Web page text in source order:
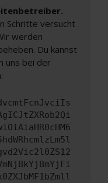
Schritte versucht
werden
Du kannst
uns bei der